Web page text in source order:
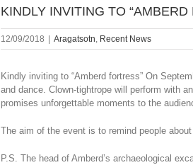
KINDLY INVITING TO “AMBERD
12/09/2018 Aragatsotn, Recent News
Kindly inviting to “Amberd fortress” On
and dance. Clown-tightrope will perform with
promises unforgettable moments to the
The aim of the event is to remind people
P.S. The head of Amberd’s archaeological